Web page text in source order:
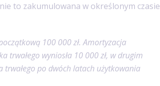
to zakumulowana w określonym czasie
100 000 zł. Amortyzacja
trwałego wyniosła 10 000 zł, w drugim
trwałego po dwóch latach użytkowania